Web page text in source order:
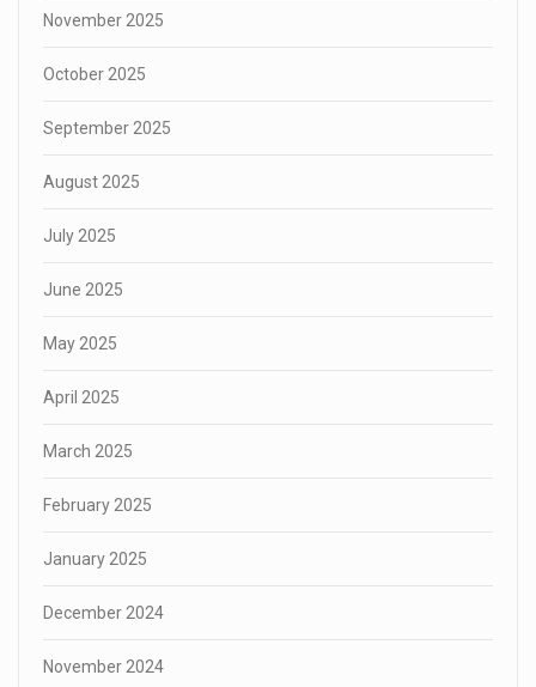
November 2025
October 2025
September 2025
August 2025
July 2025
June 2025
May 2025
April 2025
March 2025
February 2025
January 2025
December 2024
November 2024